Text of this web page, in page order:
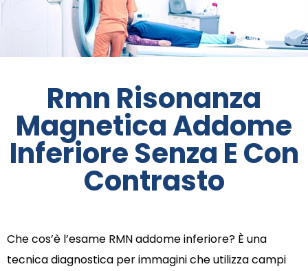
Rmn Risonanza
Magnetica Addome
Inferiore Senza E Con
Contrasto
Che cos’è l’esame RMN addome inferiore? È una
tecnica diagnostica per immagini che utilizza campi